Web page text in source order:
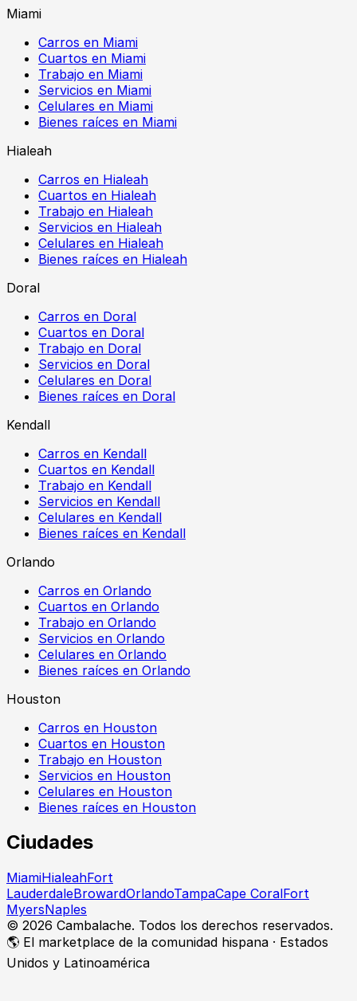
Miami
Carros en Miami
Cuartos en Miami
Trabajo en Miami
Servicios en Miami
Celulares en Miami
Bienes raíces en Miami
Hialeah
Carros en Hialeah
Cuartos en Hialeah
Trabajo en Hialeah
Servicios en Hialeah
Celulares en Hialeah
Bienes raíces en Hialeah
Doral
Carros en Doral
Cuartos en Doral
Trabajo en Doral
Servicios en Doral
Celulares en Doral
Bienes raíces en Doral
Kendall
Carros en Kendall
Cuartos en Kendall
Trabajo en Kendall
Servicios en Kendall
Celulares en Kendall
Bienes raíces en Kendall
Orlando
Carros en Orlando
Cuartos en Orlando
Trabajo en Orlando
Servicios en Orlando
Celulares en Orlando
Bienes raíces en Orlando
Houston
Carros en Houston
Cuartos en Houston
Trabajo en Houston
Servicios en Houston
Celulares en Houston
Bienes raíces en Houston
Ciudades
MiamiHialeahFort
LauderdaleBrowardOrlandoTampaCape CoralFort
MyersNaples
© 2026 Cambalache. Todos los derechos reservados.
🌎 El marketplace de la comunidad hispana · Estados
Unidos y Latinoamérica